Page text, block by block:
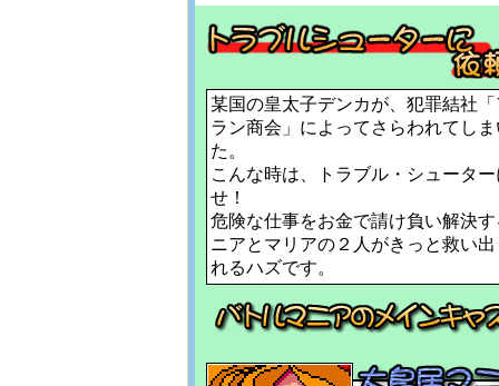
某国の皇太子デンカが、犯罪結社
ラン商会」によってさらわれてし
た。
こんな時は、トラブル・シュータ
せ！
危険な仕事をお金で請け負い解決
ニアとマリアの２人がきっと救い
れるハズです。